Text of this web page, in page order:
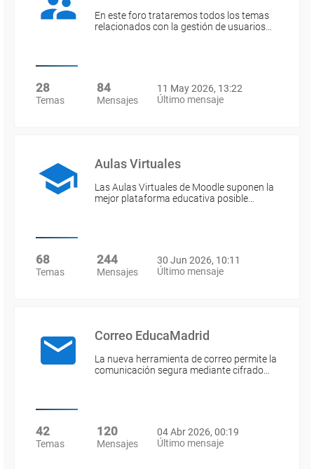
En este foro trataremos todos los temas
relacionados con la gestión de usuarios…
28
Temas
84
Mensajes
11 May 2026, 13:22
Último mensaje
Aulas Virtuales
Las Aulas Virtuales de Moodle suponen la
mejor plataforma educativa posible…
68
Temas
244
Mensajes
30 Jun 2026, 10:11
Último mensaje
Correo EducaMadrid
La nueva herramienta de correo permite la
comunicación segura mediante cifrado…
42
Temas
120
Mensajes
04 Abr 2026, 00:19
Último mensaje